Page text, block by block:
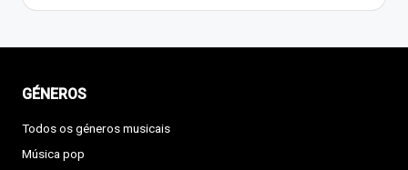
GÉNEROS
Todos os géneros musicais
Música pop